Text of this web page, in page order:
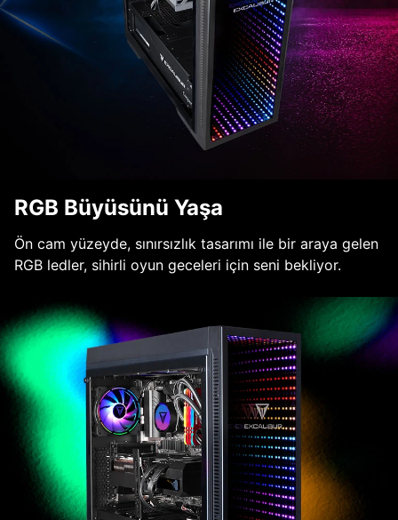
RGB Büyüsünü Yaşa
Ön cam yüzeyde, sınırsızlık tasarımı ile bir araya gelen
RGB ledler, sihirli oyun geceleri için seni bekliyor.